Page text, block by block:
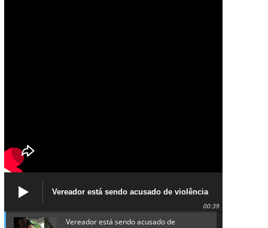
Vereador está sendo acusado de violência
política de gênero contra a prefeita Lucinha
00:39
Vereador está sendo acusado de